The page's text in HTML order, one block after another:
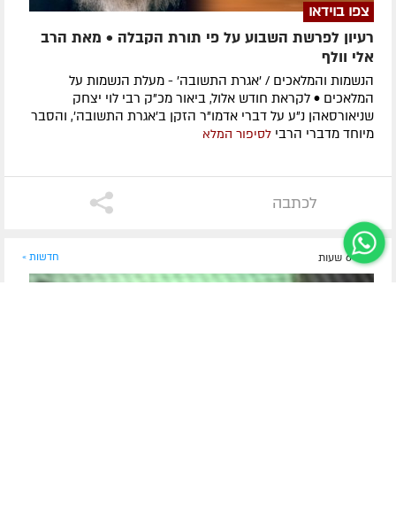
צפו בוידאו
רעיון לפרשת השבוע על פי תורת הקבלה • מאת הרב
אלי וולף
הנשמות והמלאכים / 'אגרת התשובה' - מעלת הנשמות על
המלאכים • לקראת חודש אלול, ביאור מכ"ק רבי לוי יצחק
שניאורסאהן נ"ע על דברי אדמו"ר הזקן ב'אגרת התשובה', והסבר
מיוחד מדברי הרבי לסיפור המלא
לכתבה
לפני 6 שעות חדשות »